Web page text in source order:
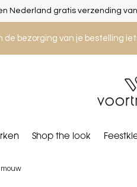
de bezorging van je bestelling
Shop the look
Nederland gratis verzending